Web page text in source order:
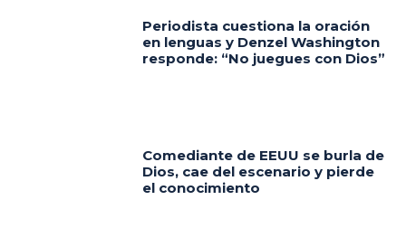
Periodista cuestiona la oración
en lenguas y Denzel Washington
responde: “No juegues con Dios”
Comediante de EEUU se burla de
Dios, cae del escenario y pierde
el conocimiento